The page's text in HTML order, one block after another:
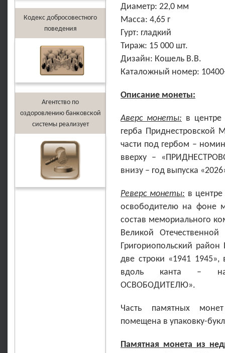
Кодекс добросовестного
поведения
Агентство по
оздоровлению банковской
системы реализует
Диаметр: 22,0 мм
Масса: 4,65 г
Гурт: гладкий
Тираж: 15 000 шт.
Дизайн: Кошель В.В.
Каталожный номер:
Описание монеты:
Аверс монеты: в центре
герба Приднестровской
части под гербом –
вверху –
внизу – год выпуска
Реверс монеты: в
освободителю на фоне
состав мемориального
Великой
Григориопольский
две строки «1941 1945»,
вдоль канта –
ОСВОБОДИТЕЛЮ».
Часть памятных
помещена в упаковку-
Памятная монета из